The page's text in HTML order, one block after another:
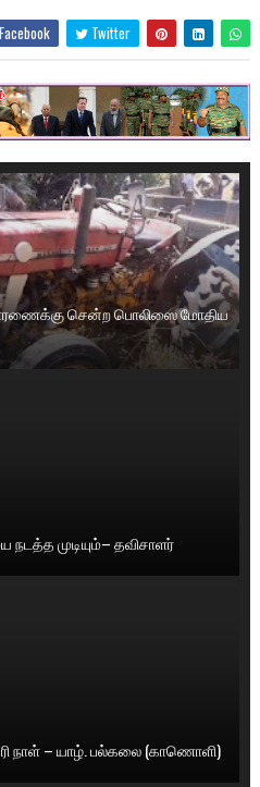
Facebook Twitter
சென்ற பொலிஸை மோதிய
நடத்த முடியும்– தவிசாளர்
நாள் – யாழ். பல்கலை (காணொளி)